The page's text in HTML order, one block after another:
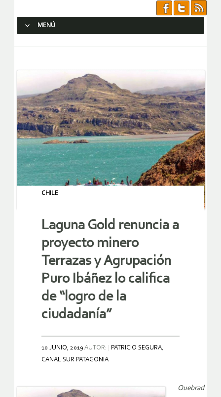
MENÚ
CHILE
Laguna Gold renuncia a
proyecto minero
Terrazas y Agrupación
Puro Ibáñez lo califica
de “logro de la
ciudadanía”
10 JUNIO, 2019 AUTOR:
PATRICIO SEGURA,
CANAL SUR PATAGONIA
Quebrad